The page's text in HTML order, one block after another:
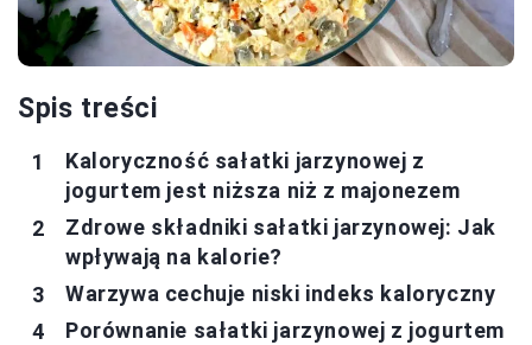
Spis treści
Kaloryczność sałatki jarzynowej z
jogurtem jest niższa niż z majonezem
Zdrowe składniki sałatki jarzynowej: Jak
wpływają na kalorie?
Warzywa cechuje niski indeks kaloryczny
Porównanie sałatki jarzynowej z jogurtem